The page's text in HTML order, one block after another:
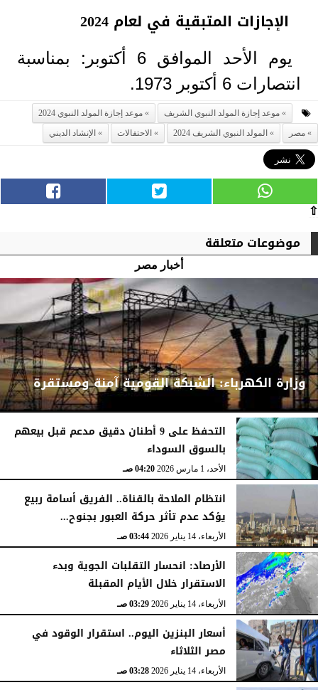
الإجازات المتبقية في لعام 2024
يوم الأحد الموافق 6 أكتوبر: بمناسبة
انتصارات 6 أكتوبر 1973.
موعد إجازة المولد النبوي الشريف
موعد إجازة المولد النبوي 2024
مصر
المولد النبوي الشريف 2024 الاحتفالات الإنشاد الديني
⇧
موضوعات متعلقة
أخبار مصر
وزارة الكهرباء: الشبكة القومية آمنة ومستقرة
الأحد، 1 مارس 2026 04:24 صـ
التحفظ على 9 أطنان دقيق مدعم قبل بيعهم
بالسوق السوداء
الأحد، 1 مارس 2026 04:20 صـ
انتظام الملاحة بالقناة.. الفريق أسامة ربيع
يؤكد عدم تأثر حركة العبور بجنوح...
الأربعاء، 14 يناير 2026 03:44 صـ
الأرصاد: انحسار التقلبات الجوية وبدء
الاستقرار خلال الأيام المقبلة
الأربعاء، 14 يناير 2026 03:29 صـ
أسعار البنزين اليوم.. استقرار الوقود في
مصر الثلاثاء
الأربعاء، 14 يناير 2026 03:28 صـ